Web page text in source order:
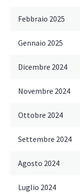
Febbraio 2025
Gennaio 2025
Dicembre 2024
Novembre 2024
Ottobre 2024
Settembre 2024
Agosto 2024
Luglio 2024